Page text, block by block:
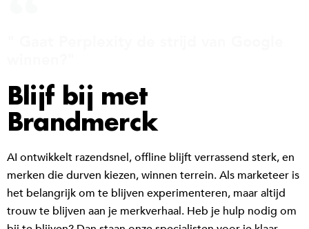
Blijf bij met
Brandmerck
AI ontwikkelt razendsnel, offline blijft verrassend sterk, en
merken die durven kiezen, winnen terrein. Als marketeer is
het belangrijk om te blijven experimenteren, maar altijd
trouw te blijven aan je merkverhaal. Heb je hulp nodig om